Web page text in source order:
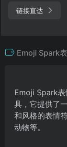
链接直达
Emoji Spark
Emoji Spark表
具，它提供了
和风格的表情
动物等。